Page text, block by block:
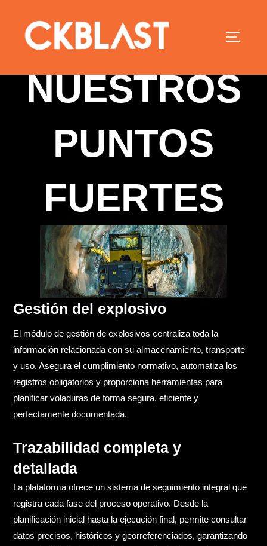
NUESTROS
PUNTOS
FUERTES
Gestión del explosivo​
El módulo de gestión de explosivos centraliza toda la
información relacionada con su almacenamiento, transporte
y uso. Asegura el cumplimiento normativo, automatiza los
registros obligatorios y proporciona herramientas para
planificar voladuras de forma segura, eficiente y
perfectamente documentada.​
Trazabilidad completa y
detallada
La plataforma ofrece un sistema de seguimiento integral que
registra cada fase del proceso operativo. Desde la
planificación inicial hasta la ejecución final, permite consultar
datos precisos, históricos y georreferenciados, garantizando